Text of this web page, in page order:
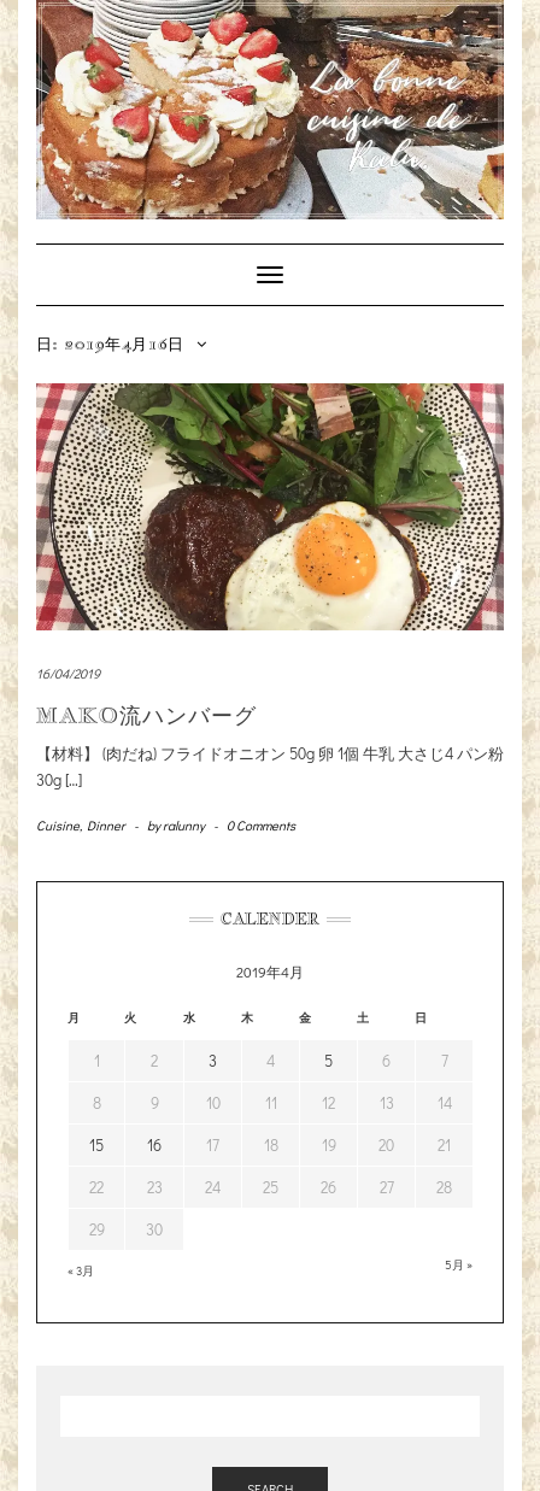
Toggle
Navigation
日: 2019年4月16日
16/04/2019
MAKO流ハンバーグ
【材料】 (肉だね) フライドオニオン 50g 卵 1個 牛乳 大さじ4 パン粉
30g […]
Cuisine, Dinner - byralunny - 0 Comments
CALENDER
2019年4月
月 火 水 木 金 土 日
« 3月 5月 »
1 2 3 4 5 6 7
8 9 10 11 12 13 14
15 16 17 18 19 20 21
22 23 24 25 26 27 28
29 30